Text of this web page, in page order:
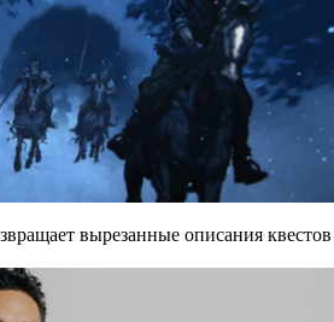
вырезанные описания квестов